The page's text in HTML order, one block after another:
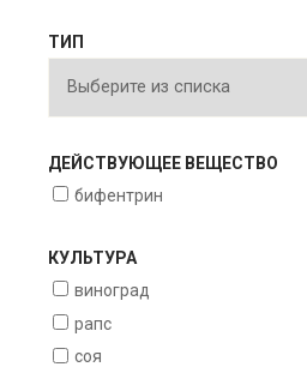
ТИП
ДЕЙСТВУЮЩЕЕ ВЕЩЕСТВО
бифентрин
КУЛЬТУРА
виноград
рапс
соя